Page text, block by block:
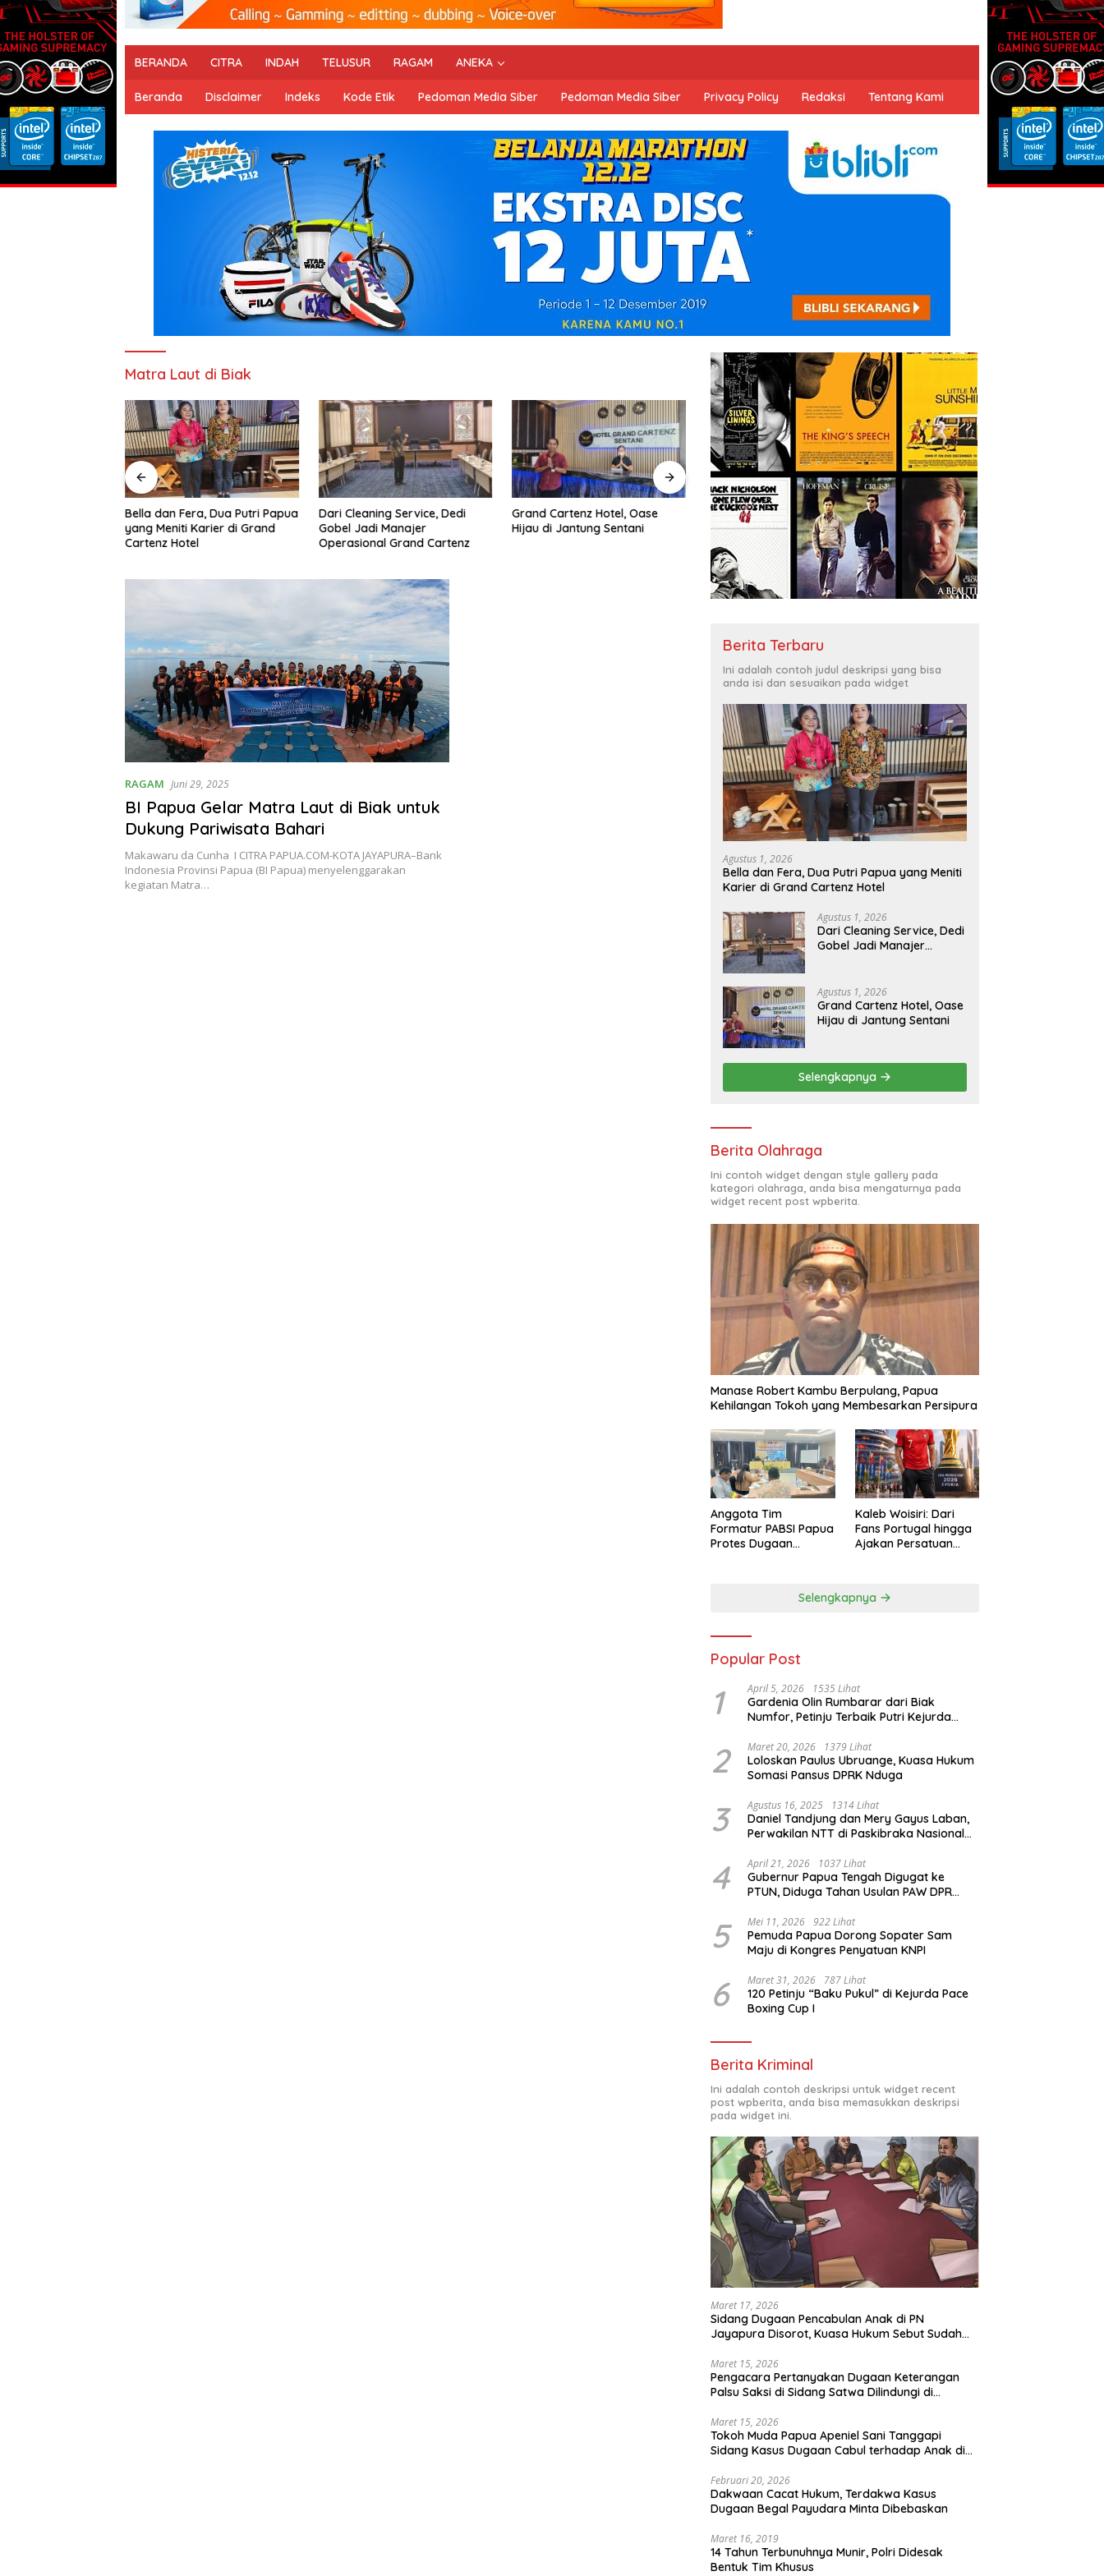
BERANDA CITRA INDAH TELUSUR RAGAM ANEKA
Beranda Disclaimer Indeks Kode Etik Pedoman Media Siber Pedoman Media Siber Privacy Policy Redaksi Tentang Kami
Matra Laut di Biak
Bella dan Fera, Dua Putri Papua
yang Meniti Karier di Grand
Cartenz Hotel
Dari Cleaning Service, Dedi
Gobel Jadi Manajer
Operasional Grand Cartenz
Grand Cartenz Hotel, Oase
Hijau di Jantung Sentani
Pemprov Papua Tunggu
Jawaban Mahkamah Agung
Terkait Sengketa Ganti Rugi
Ring Road
Manase Robert Kambu
Berpulang, Papua Kehilangan
Tokoh yang Membesarkan
Persipura
RAGAM Juni 29, 2025
BI Papua Gelar Matra Laut di Biak untuk
Dukung Pariwisata Bahari
Makawaru da Cunha I CITRA PAPUA.COM-KOTA JAYAPURA–Bank
Indonesia Provinsi Papua (BI Papua) menyelenggarakan
kegiatan Matra…
Berita Terbaru
Ini adalah contoh judul deskripsi yang bisa
anda isi dan sesuaikan pada widget
Agustus 1, 2026
Bella dan Fera, Dua Putri Papua yang Meniti
Karier di Grand Cartenz Hotel
Agustus 1, 2026
Dari Cleaning Service, Dedi
Gobel Jadi Manajer
Agustus 1, 2026
Grand Cartenz Hotel, Oase
Hijau di Jantung Sentani
Selengkapnya
Berita Olahraga
Ini contoh widget dengan style gallery pada
kategori olahraga, anda bisa mengaturnya pada
widget recent post wpberita.
Manase Robert Kambu Berpulang, Papua
Kehilangan Tokoh yang Membesarkan Persipura
Anggota Tim
Formatur PABSI Papua
Protes Dugaan
Kaleb Woisiri: Dari
Fans Portugal hingga
Ajakan Persatuan
Selengkapnya
Popular Post
1 April 5, 2026 1535 Lihat
Gardenia Olin Rumbarar dari Biak
Numfor, Petinju Terbaik Putri Kejurda
2 Maret 20, 2026 1379 Lihat
Loloskan Paulus Ubruange, Kuasa Hukum
Somasi Pansus DPRK Nduga
3 Agustus 16, 2025 1314 Lihat
Daniel Tandjung dan Mery Gayus Laban,
Perwakilan NTT di Paskibraka Nasional
4 April 21, 2026 1037 Lihat
Gubernur Papua Tengah Digugat ke
PTUN, Diduga Tahan Usulan PAW DPR
5 Mei 11, 2026 922 Lihat
Pemuda Papua Dorong Sopater Sam
Maju di Kongres Penyatuan KNPI
6 Maret 31, 2026 787 Lihat
120 Petinju “Baku Pukul” di Kejurda Pace
Boxing Cup I
Berita Kriminal
Ini adalah contoh deskripsi untuk widget recent
post wpberita, anda bisa memasukkan deskripsi
pada widget ini.
Maret 17, 2026
Sidang Dugaan Pencabulan Anak di PN
Jayapura Disorot, Kuasa Hukum Sebut Sudah
Maret 15, 2026
Pengacara Pertanyakan Dugaan Keterangan
Palsu Saksi di Sidang Satwa Dilindungi di
Maret 15, 2026
Tokoh Muda Papua Apeniel Sani Tanggapi
Sidang Kasus Dugaan Cabul terhadap Anak di
Februari 20, 2026
Dakwaan Cacat Hukum, Terdakwa Kasus
Dugaan Begal Payudara Minta Dibebaskan
Maret 16, 2019
14 Tahun Terbunuhnya Munir, Polri Didesak
Bentuk Tim Khusus